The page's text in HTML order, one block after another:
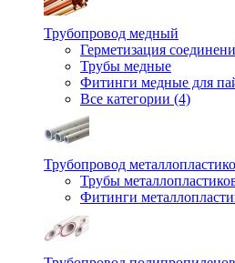
Трубопровод медный
Герметизация
Трубы медные
Фитинги медные для
Все категории (4)
Трубопровод
Трубы
Фитинги